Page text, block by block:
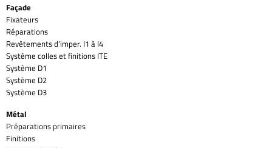
Façade
Fixateurs
Réparations
Revêtements d’imper. I1 à I4
Système colles et finitions ITE
Système D1
Système D2
Système D3
Métal
Préparations primaires
Finitions